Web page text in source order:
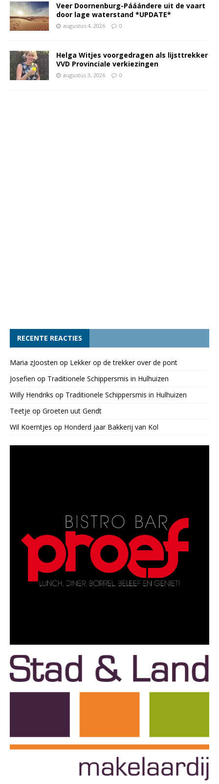
Veer Doornenburg-Pááándere uit de vaart
door lage waterstand *UPDATE*
augustus 4, 2026 0
Helga Witjes voorgedragen als lijsttrekker
VVD Provinciale verkiezingen
augustus 3, 2026 0
RECENTE REACTIES
Maria zJoosten op Lekker op de trekker over de pont
Josefien op Traditionele Schippersmis in Hulhuizen
Willy Hendriks op Traditionele Schippersmis in Hulhuizen
Teetje op Groeten uut Gendt
Wil Koerntjes op Honderd jaar Bakkerij van Kol